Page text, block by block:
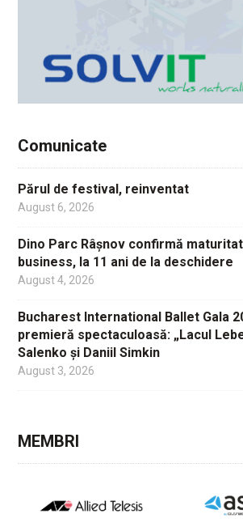
Comunicate
Părul de festival, reinventat
August 6, 2026
Dino Parc Râșnov confirmă
business, la 11 ani de la deschidere
August 4, 2026
Bucharest International Ballet Gala
premieră spectaculoasă: „Lacul
Salenko și Daniil Simkin
August 3, 2026
MEMBRI